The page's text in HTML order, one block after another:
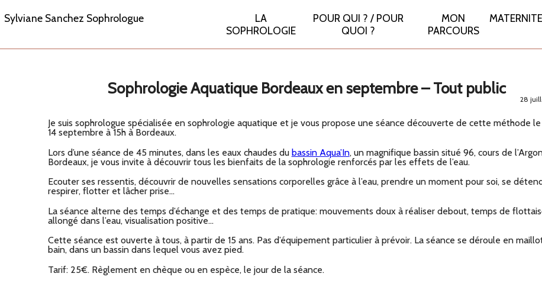
Sylviane Sanchez Sophrologue
LA
SOPHROLOGIE
POUR QUI ? / POUR
QUOI ?
MON
PARCOURS
MATERNITE
Sophrologie Aquatique Bordeaux en septembre – Tout public
28
Je suis sophrologue spécialisée en sophrologie aquatique et je vous propose une séance découverte de cette méthode
14 septembre à 15h à Bordeaux.
Lors d’une séance de 45 minutes, dans les eaux chaudes du bassin Aqua’In, un magnifique bassin situé 96, cours de
Bordeaux, je vous invite à découvrir tous les bienfaits de la sophrologie renforcés par les effets de l’eau.
Ecouter ses ressentis, découvrir de nouvelles sensations corporelles grâce à l’eau, prendre un moment pour soi, se
respirer, flotter et lâcher prise…
La séance alterne des temps d’échange et des temps de pratique: mouvements doux à réaliser debout, temps de
allongé dans l’eau, visualisation positive…
Cette séance est ouverte à tous, à partir de 15 ans. Pas d’équipement particulier à prévoir. La séance se déroule en
bain, dans un bassin dans lequel vous avez pied.
Tarif: 25€. Règlement en chèque ou en espèce, le jour de la séance.